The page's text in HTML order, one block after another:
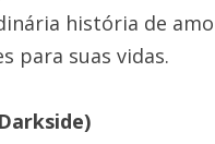
história de
para suas vidas.